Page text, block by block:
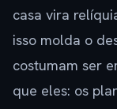
casa vira
isso molda o
costumam ser
que eles: os